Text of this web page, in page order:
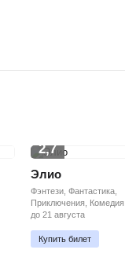
2,7
Элио
Фэнтези, Фантастика,
Приключения, Комедия,
до 21 августа
Купить билет